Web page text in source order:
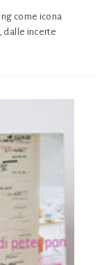
come icona
dalle incerte